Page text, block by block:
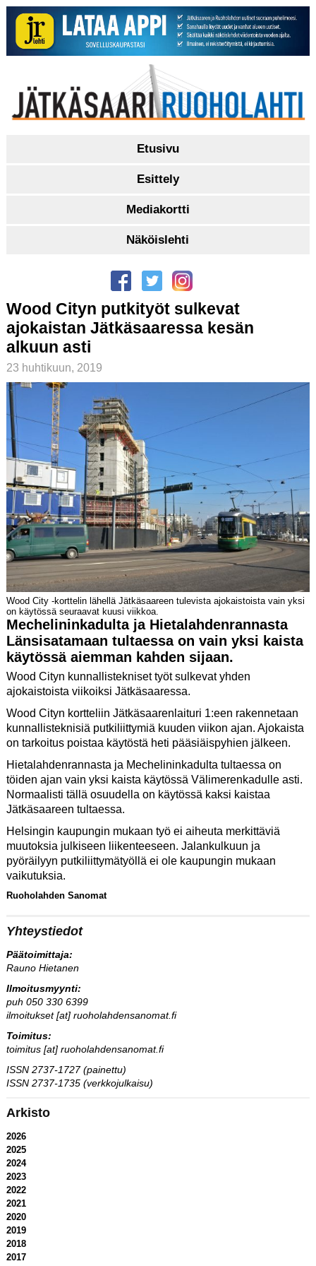
Etusivu
Esittely
Mediakortti
Näköislehti
Wood Cityn putkityöt sulkevat
ajokaistan Jätkäsaaressa kesän
alkuun asti
23 huhtikuun, 2019
Wood City -korttelin lähellä Jätkäsaareen tulevista ajokaistoista vain yksi
on käytössä seuraavat kuusi viikkoa.
Mechelininkadulta ja Hietalahdenrannasta
Länsisatamaan tultaessa on vain yksi kaista
käytössä aiemman kahden sijaan.
Wood Cityn kunnallistekniset työt sulkevat yhden
ajokaistoista viikoiksi Jätkäsaaressa.
Wood Cityn kortteliin Jätkäsaarenlaituri 1:een rakennetaan
kunnallisteknisiä putkiliittymiä kuuden viikon ajan. Ajokaista
on tarkoitus poistaa käytöstä heti pääsiäispyhien jälkeen.
Hietalahdenrannasta ja Mechelininkadulta tultaessa on
töiden ajan vain yksi kaista käytössä Välimerenkadulle asti.
Normaalisti tällä osuudella on käytössä kaksi kaistaa
Jätkäsaareen tultaessa.
Helsingin kaupungin mukaan työ ei aiheuta merkittäviä
muutoksia julkiseen liikenteeseen. Jalankulkuun ja
pyöräilyyn putkiliittymätyöllä ei ole kaupungin mukaan
vaikutuksia.
Ruoholahden Sanomat
Yhteystiedot
Päätoimittaja:
Rauno Hietanen
Ilmoitusmyynti:
puh 050 330 6399
ilmoitukset [at] ruoholahdensanomat.fi
Toimitus:
toimitus [at] ruoholahdensanomat.fi
ISSN 2737-1727 (painettu)
ISSN 2737-1735 (verkkojulkaisu)
Arkisto
2026
2025
2024
2023
2022
2021
2020
2019
2018
2017